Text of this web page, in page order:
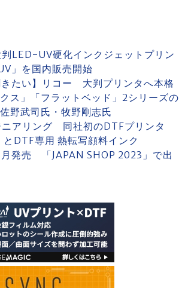
LED-UV硬化インクジェットプリン
」を国内販売開始
きたい】リコー 大判プリンタへ本格
ス」「フラットベッド」2シリーズの
野武司氏・牧野剛志氏
ニアリング 同社初のDTFプリンタ
DTF専用 熱転写顔料インク
月発売 「JAPAN SHOP 2023」で出